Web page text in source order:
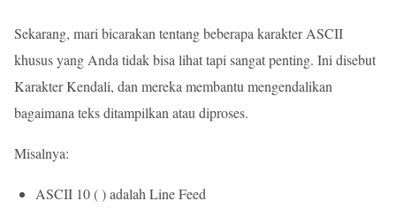
Sekarang, mari bicarakan tentang beberapa karakter ASCII
khusus yang Anda tidak bisa lihat tapi sangat penting. Ini disebut
Karakter Kendali, dan mereka membantu mengendalikan
bagaimana teks ditampilkan atau diproses.
Misalnya:
ASCII 10 ( ) adalah Line Feed